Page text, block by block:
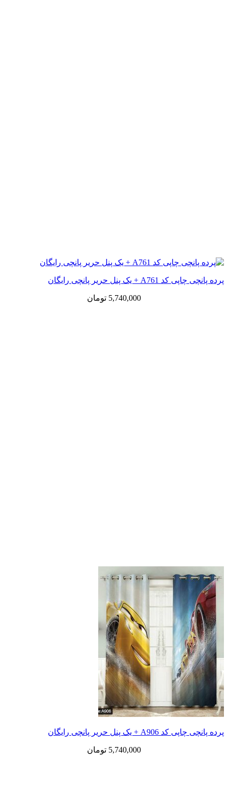
پرده پانچی چاپی کد A761 + یک پنل حریر پانچی رایگان
5,740,000 تومان
پرده پانچی چاپی کد A906 + یک پنل حریر پانچی رایگان
5,740,000 تومان